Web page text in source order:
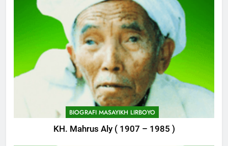
BIOGRAFI MASAYIKH LIRBOYO
KH. Mahrus Aly ( 1907 – 1985 )
Himasal Semen Sumbang
Pembangunan Kantor Himasal
POJOK LIRBOYO